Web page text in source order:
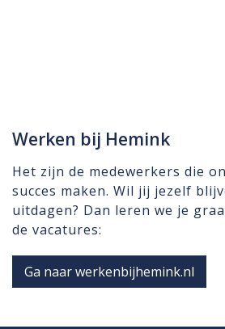
Werken bij Hemink
Het zijn de medewerkers die
succes maken. Wil jij jezelf
uitdagen? Dan leren we je
de vacatures:
Ga naar werkenbijhemink.nl